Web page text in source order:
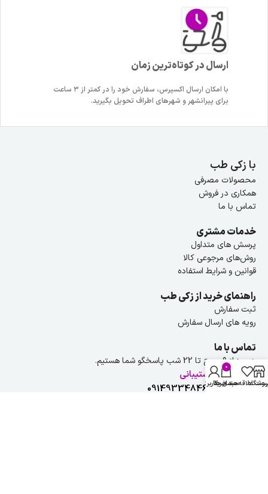
ارسال در کوتاه‌ترین زمان
با امکان ارسال اکسپرس، سفارش خود را در کمتر از ۳ ساعت
برای پیرانشهر و شهرهای اطراف تحویل بگیرید.
با زکی طب
محصولات مصرفی
همکاری در فروش
تماس با ما
خدمات مشتری
پرسش های متداول
روش‌های مرجوعی کالا
قوانین و شرایط استفاده
راهنمای خرید از زکی طب
ثبت سفارش
رویه های ارسال سفارش
تماس با ما
هر روز از ۹ صبح تا 22 شب پاسخگو شما هستیم.
راهنمایی و پشتیبانی
شماره تلفن :09149334846 علاقه مندی ها
0
سبد خرید
حساب کاربری من